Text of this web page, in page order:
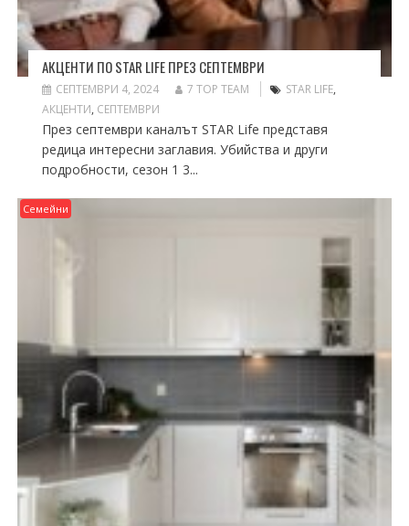
АКЦЕНТИ ПО STAR LIFE ПРЕЗ СЕПТЕМВРИ
СЕПТЕМВРИ 4, 2024 7 TOP TEAM STAR LIFE,
АКЦЕНТИ, СЕПТЕМВРИ
През септември каналът STAR Life представя
редица интересни заглавия. Убийства и други
подробности, сезон 1 3...
Семейни